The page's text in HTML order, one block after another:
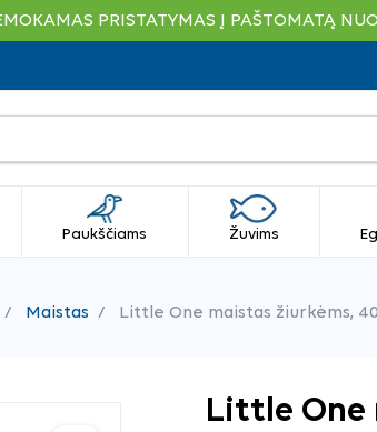
PRISTATYMAS Į PAŠTOMATĄ
Paukščiams Žuvims
Maistas Little One maistas žiurkėms,
Little One